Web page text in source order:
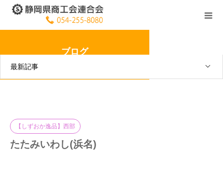
ブログ
最新記事
【しずおか逸品】西部
たたみいわし(浜名)